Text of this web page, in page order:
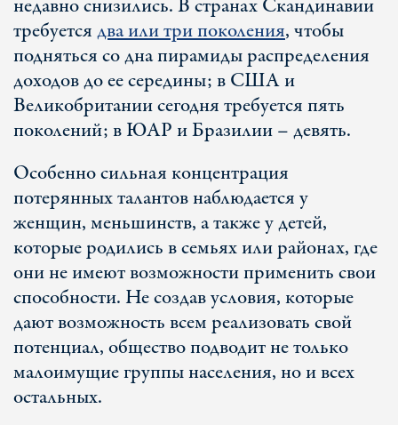
недавно снизились. В странах Скандинавии
требуетсядва или три поколения, чтобы
подняться со дна пирамиды распределения
доходов до ее середины; в США и
Великобритании сегодня требуется пять
поколений; в ЮАР и Бразилии – девять.
Особенно сильная концентрация
потерянных талантов наблюдается у
женщин, меньшинств, а также у детей,
которые родились в семьях или районах, где
они не имеют возможности применить свои
способности. Не создав условия, которые
дают возможность всем реализовать свой
потенциал, общество подводит не только
малоимущие группы населения, но и всех
остальных.